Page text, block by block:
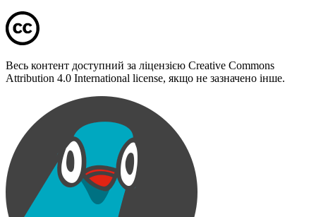
Весь контент доступний за ліцензією Creative Commons
Attribution 4.0 International license, якщо не зазначено інше.